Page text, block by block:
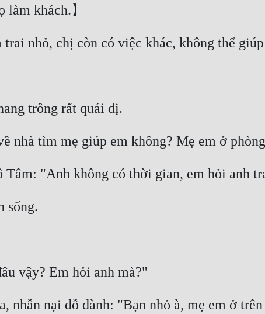
làm khách.】
nhỏ, chị còn có việc khác, không thể
trông rất quái dị.
nhà tìm mẹ giúp em không? Mẹ em ở
"Anh không có thời gian, em hỏi anh
sống.
vậy? Em hỏi anh mà?"
nại dỗ dành: "Bạn nhỏ à, mẹ em ở trên